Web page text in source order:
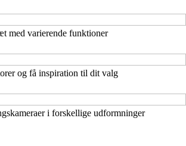
med varierende funktioner
og få inspiration til dit valg
i forskellige udformninger